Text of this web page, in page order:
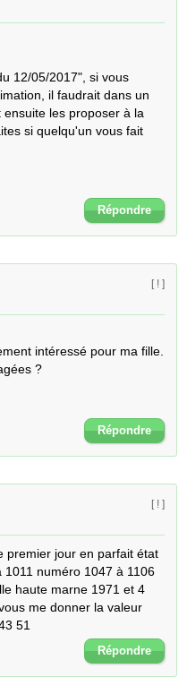
12/05/2017", si vous
il faudrait dans un
les proposer à la
si quelqu'un vous fait
Répondre
[ ! ]
intéressé pour ma fille.
?
Répondre
[ ! ]
premier jour en parfait état
numéro 1047 à 1106
haute marne 1971 et 4
me donner la valeur
51
Répondre